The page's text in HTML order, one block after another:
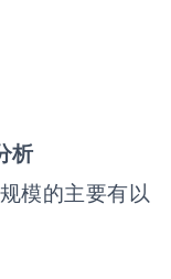
析
模的主要有以